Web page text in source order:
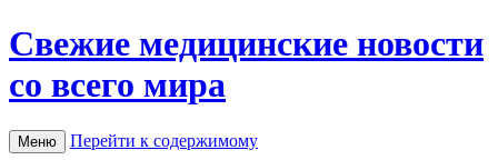
Свежие медицинские новости
со всего мира
Меню Перейти к содержимому